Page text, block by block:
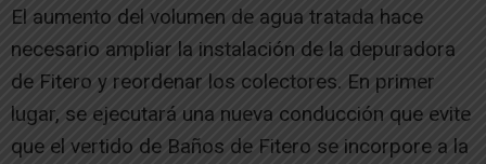
El aumento del volumen de agua tratada hace
necesario ampliar la instalación de la depuradora
de Fitero y reordenar los colectores. En primer
lugar, se ejecutará una nueva conducción que evite
que el vertido de Baños de Fitero se incorpore a la